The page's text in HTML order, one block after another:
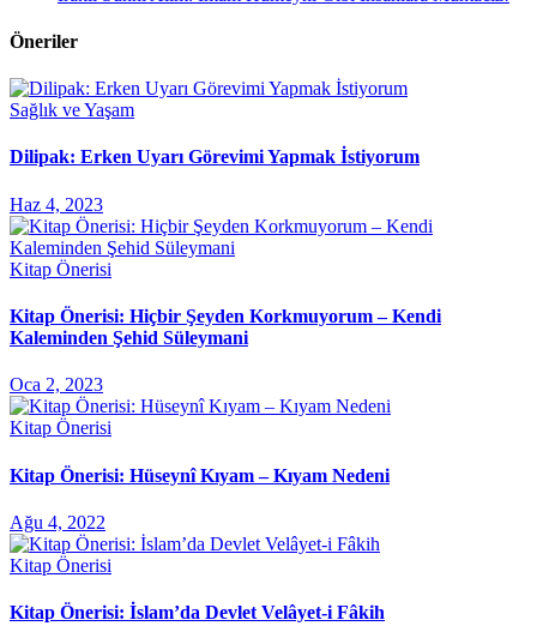
Öneriler
Sağlık ve Yaşam
Dilipak: Erken Uyarı Görevimi Yapmak İstiyorum
Haz 4, 2023
Kitap Önerisi
Kitap Önerisi: Hiçbir Şeyden Korkmuyorum – Kendi
Kaleminden Şehid Süleymani
Oca 2, 2023
Kitap Önerisi
Kitap Önerisi: Hüseynî Kıyam – Kıyam Nedeni
Ağu 4, 2022
Kitap Önerisi
Kitap Önerisi: İslam’da Devlet Velâyet-i Fâkih